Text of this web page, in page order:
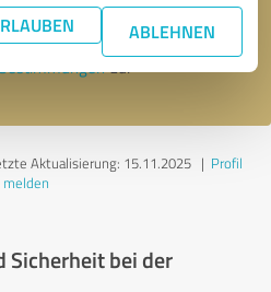
ABLEHNEN
senden
zu.
Aktualisierung: 15.11.2025| Profil
melden
Sicherheit bei der